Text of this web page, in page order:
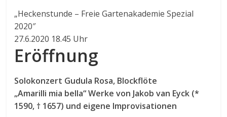
„Heckenstunde – Freie Gartenakademie Spezial
2020″
27.6.2020 18.45 Uhr
Eröffnung
Solokonzert Gudula Rosa, Blockflöte
„Amarilli mia bella“ Werke von Jakob van Eyck (*
1590, † 1657) und eigene Improvisationen